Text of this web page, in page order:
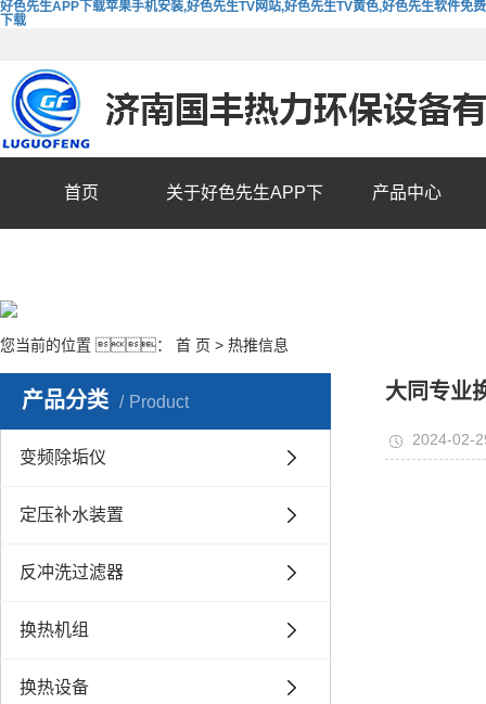
好色先生APP下载苹果手机安装,好色先生TV网站,好色先生TV黄色,好色先生软件免费
下载
首页 关于好色先生APP下 产品中心
您当前的位置 ： 首 页 > 热推信息
产品分类 Product
变频除垢仪
定压补水装置
反冲洗过滤器
换热机组
换热设备
大同专业
2024-02-